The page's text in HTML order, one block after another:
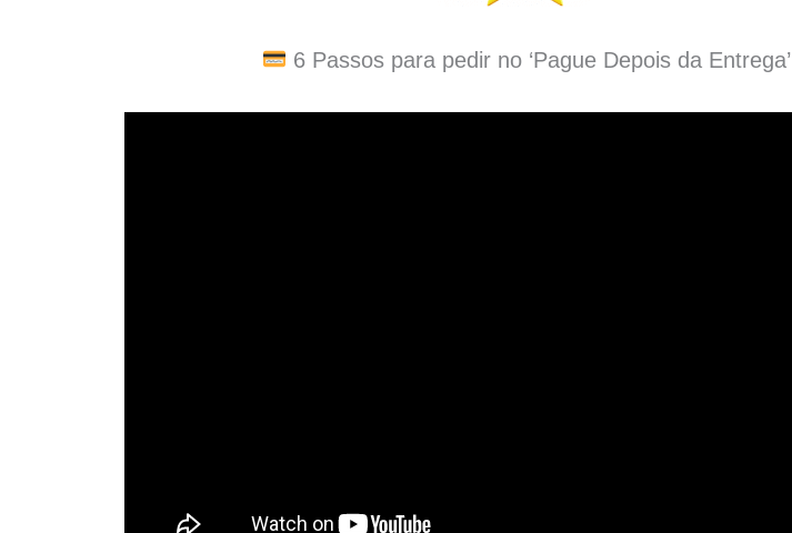
6 Passos para pedir no ‘Pague Depois da Entrega’